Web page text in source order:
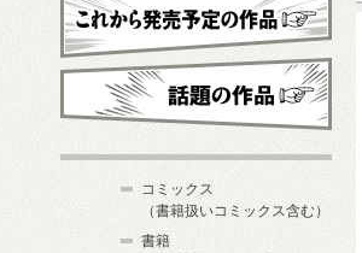
これから発売予定
コミックス
（書籍扱いコミックス含む）
書籍